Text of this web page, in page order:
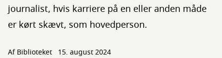
journalist, hvis karriere på en eller anden måde
er kørt skævt, som hovedperson.
Af Biblioteket 15. august 2024